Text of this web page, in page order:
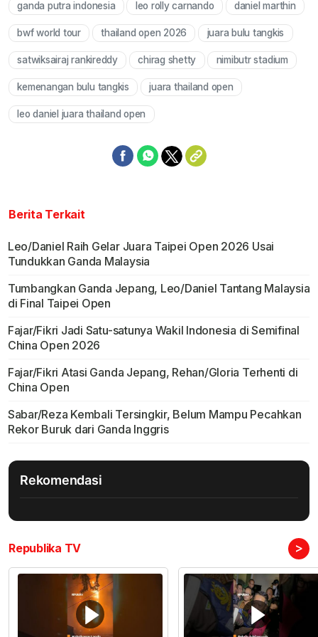
Mute
ganda putra indonesia leo rolly carnando daniel marthin
bwf world tour thailand open 2026 juara bulu tangkis
satwiksairaj rankireddy chirag shetty nimibutr stadium
kemenangan bulu tangkis juara thailand open
leo daniel juara thailand open
Berita Terkait
Leo/Daniel Raih Gelar Juara Taipei Open 2026 Usai
Tundukkan Ganda Malaysia
Tumbangkan Ganda Jepang, Leo/Daniel Tantang Malaysia
di Final Taipei Open
Fajar/Fikri Jadi Satu-satunya Wakil Indonesia di Semifinal
China Open 2026
Fajar/Fikri Atasi Ganda Jepang, Rehan/Gloria Terhenti di
China Open
Sabar/Reza Kembali Tersingkir, Belum Mampu Pecahkan
Rekor Buruk dari Ganda Inggris
Rekomendasi
Republika TV >